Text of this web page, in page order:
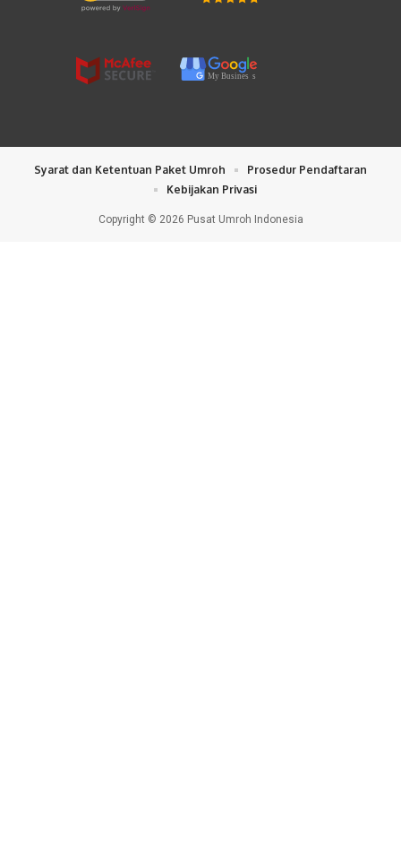
My Busines s
Copyright © 2026 Pusat Umroh Indonesia
Syarat dan Ketentuan Paket Umroh
Prosedur Pendaftaran
Kebijakan Privasi